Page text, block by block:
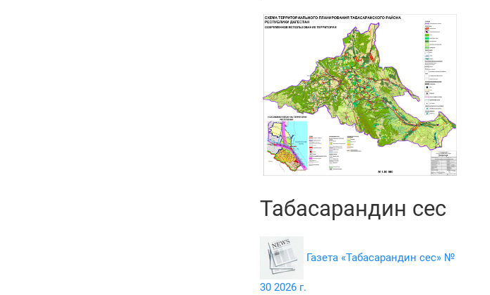
Табасарандин сес
Газета «Табасарандин сес» №
30 2026 г.